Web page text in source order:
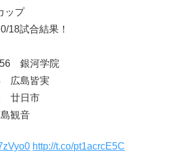
ップ
18試合結果！
銀河学院
広島皆実
廿日市
観音
http://t.co/pt1acrcE5C